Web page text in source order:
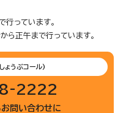
っています。
正午まで行っています。
ょうぶコール)
2222
問い合わせに